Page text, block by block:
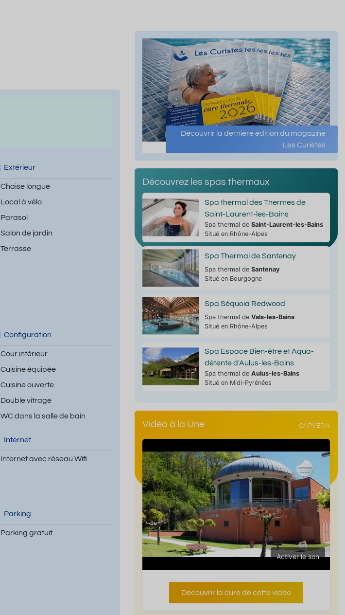
Extérieur
Chaise longue
Local à vélo
Parasol
Salon de jardin
Terrasse
Configuration
Cour intérieur
Cuisine équipée
Cuisine ouverte
Double vitrage
WC dans la salle de bain
Internet
Internet avec réseau Wifi
Parking
Parking gratuit
Découvrir la dernière édition du magazine
Les Curistes
Découvrez les spas thermaux
Spa thermal des Thermes de
Saint-Laurent-les-Bains
Spa thermal de Saint-Laurent-les-Bains
Situé en Rhône-Alpes
Spa Thermal de Santenay
Spa thermal de Santenay
Situé en Bourgogne
Spa Séquoia Redwood
Spa thermal de Vals-les-Bains
Situé en Rhône-Alpes
Spa Espace Bien-être et Aqua-
détente d'Aulus-les-Bains
Spa thermal de Aulus-les-Bains
Situé en Midi-Pyrénées
Vidéo à la Une CAPVERN
Activer le son
Découvrir la cure de cette video